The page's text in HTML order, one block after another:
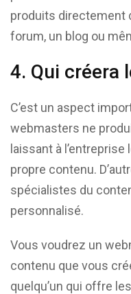
produits directement
forum, un blog ou
4. Qui créera
C’est un aspect
webmasters ne
laissant à
propre contenu.
spécialistes du
personnalisé.
Vous voudrez un
contenu que vous
quelqu’un qui offre